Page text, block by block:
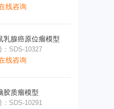
线咨询
乳腺癌原位瘤模型
：SDS-10327
线咨询
胶质瘤模型
：SDS-10291